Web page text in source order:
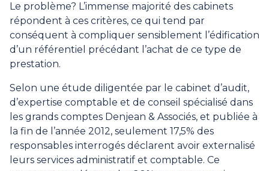
Le problème? L’immense majorité des cabinets
répondent à ces critères, ce qui tend par
conséquent à compliquer sensiblement l’édification
d’un référentiel précédant l’achat de ce type de
prestation.
Selon une étude diligentée par le cabinet d’audit,
d’expertise comptable et de conseil spécialisé dans
les grands comptes Denjean & Associés, et publiée à
la fin de l’année 2012, seulement 17,5% des
responsables interrogés déclarent avoir externalisé
leurs services administratif et comptable. Ce